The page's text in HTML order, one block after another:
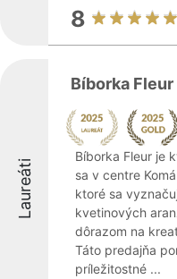
8
Laureáti
Bíborka Fleur
Bíborka Fleur je
sa v centre
ktoré sa
kvetinových
dôrazom na
Táto predajňa
príležitostné ...